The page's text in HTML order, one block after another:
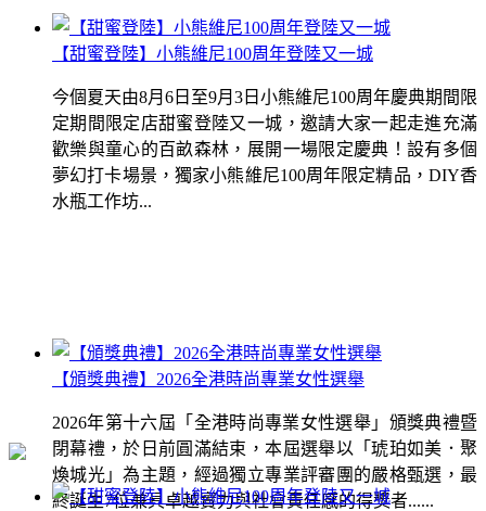
【甜蜜登陸】小熊維尼100周年登陸又一城
今個夏天由8月6日至9月3日小熊維尼100周年慶典期間限
定期間限定店甜蜜登陸又一城，邀請大家一起走進充滿
歡樂與童心的百畝森林，展開一場限定慶典！設有多個
夢幻打卡場景，獨家小熊維尼100周年限定精品，DIY香
水瓶工作坊...
【頒獎典禮】2026全港時尚專業女性選舉
2026年第十六屆「全港時尚專業女性選舉」頒獎典禮暨
閉幕禮，於日前圓滿結束，本屆選舉以「琥珀如美．聚
煥城光」為主題，經過獨立專業評審團的嚴格甄選，最
終誕生7位兼具卓越實力與社會責任感的得獎者......